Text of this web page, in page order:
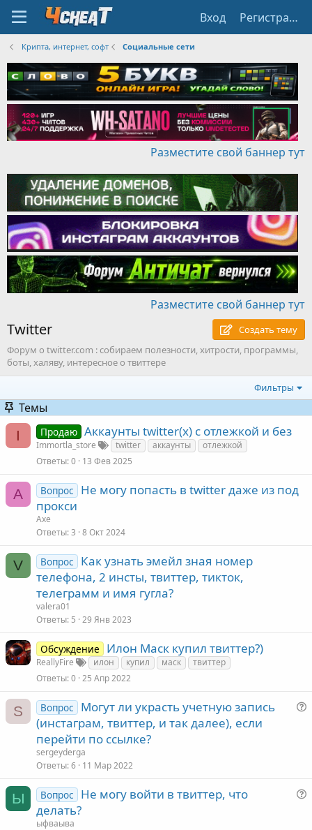
Вход Регистрация
Крипта, интернет, софт Социальные сети
Разместите свой баннер тут
Разместите свой баннер тут
Twitter
Создать тему
Форум о twitter.com : собираем полезности, хитрости, программы,
боты, халяву, интересное о твиттере
Фильтры
Темы
I Продаю Аккаунты twitter(x) с отлежкой и без
Immortla_store twitter аккаунты
отлежкой
Ответы 0 13 Фев 2025
A Вопрос
Не могу попасть в twitter даже из под
прокси
Axe
Ответы 3 8 Окт 2024
V Вопрос
Как узнать эмейл зная номер
телефона, 2 инсты, твиттер, тикток,
телеграмм и имя гугла?
valera01
Ответы 5 29 Янв 2023
Обсуждение Илон Маск купил твиттер?)
ReallyFire илон купил маск
твиттер
Ответы 0 25 Апр 2022
S
В
Вопрос
Могут ли украсть учетную запись
(инстаграм, твиттер, и так далее), если
перейти по ссылке?
sergeyderga
Ответы 6 11 Мар 2022
Ы
В
Вопрос
Не могу войти в твиттер, что
делать?
ыфваыва